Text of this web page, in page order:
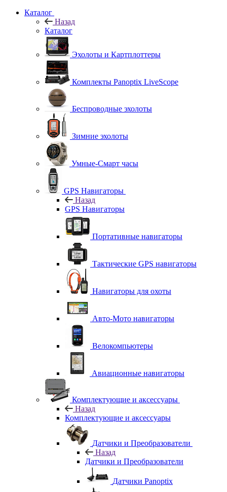
Каталог
Назад
Каталог
Эхолоты и Картплоттеры
Комплекты Panoptix LiveScope
Беспроводные эхолоты
Зимние эхолоты
Умные-Смарт часы
GPS Навигаторы
Назад
GPS Навигаторы
Портативные навигаторы
Тактические GPS навигаторы
Навигаторы для охоты
Авто-Мото навигаторы
Велокомпьютеры
Авиационные навигаторы
Комплектующие и аксессуары
Назад
Комплектующие и аксессуары
Датчики и Преобразователи
Назад
Датчики и Преобразователи
Датчики Panoptix